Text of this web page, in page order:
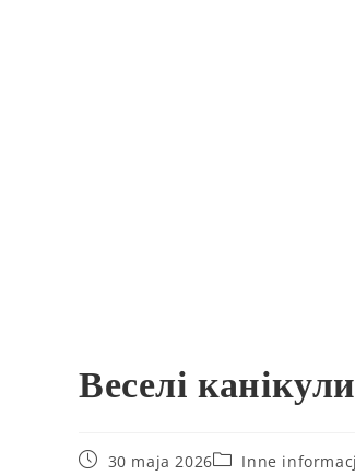
Веселі
30 maja 2026 Inne